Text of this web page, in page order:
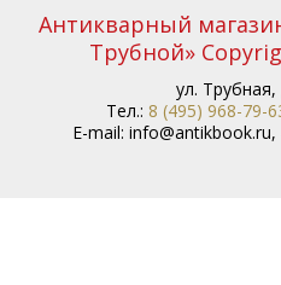
Антикварный
Трубной»
ул. Трубная,
Тел.: 8 (495) 968-79-
E-mail: info@antikbook.ru,